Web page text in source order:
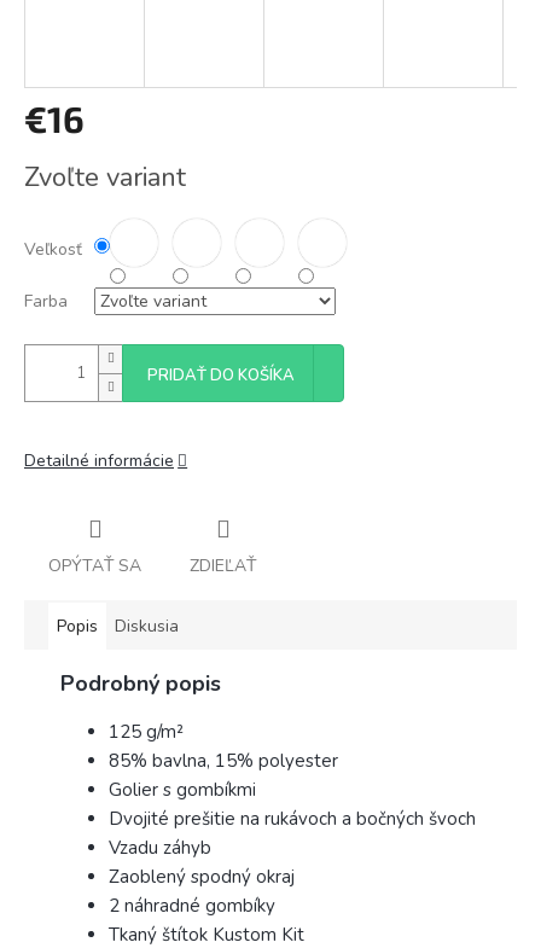
€16
cena:
Zvoľte variant
Veľkosť
Farba
PRIDAŤ DO KOŠÍKA
Detailné informácie
OPÝTAŤ SA ZDIEĽAŤ
Popis Diskusia
Podrobný popis
125 g/m²
85% bavlna, 15% polyester
Golier s gombíkmi
Dvojité prešitie na rukávoch a bočných švoch
Vzadu záhyb
Zaoblený spodný okraj
2 náhradné gombíky
Tkaný štítok Kustom Kit